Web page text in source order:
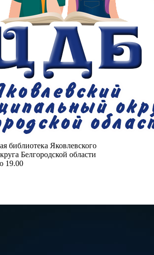
библиотека Яковлевского
Белгородской области
19.00